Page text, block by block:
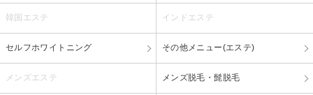
韓国エステ インドエステ
セルフホワイトニング その他メニュー(エステ)
メンズエステ メンズ脱毛・髭脱毛